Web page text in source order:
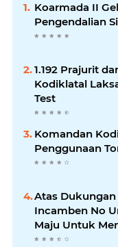
Koarmada II
Pengendalian
1.192 Prajurit dan Siswa
Kodiklatal
Test
Komandan
Penggunaan
Atas
Incamben No
Maju Untuk
Tegal Kunir Kidul